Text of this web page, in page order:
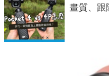
畫質、跟